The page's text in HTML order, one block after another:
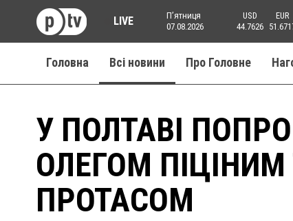
LIVE
Пʼятниця
07.08.2026
USD
44.7626
EUR
Головна Всі новини Про Головне
У ПОЛТАВІ
ОЛЕГОМ
ПРОТАСОМ